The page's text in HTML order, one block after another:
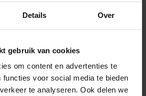
Details Over
gebruik van cookies
om content en advertenties te
functies voor social media te bieden
te analyseren. Ook delen we
scannende optie Printers. Nu zie je
aan elkaar gekoppeld zijn
zonder met snoeren in de weer te